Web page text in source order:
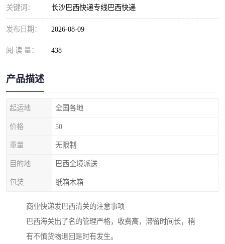
关键词： 长沙巴西快递专线巴西快递
发布日期： 2026-08-09
阅 读 量： 438
产品描述
起运地 全国各地
价格 50
重量 无限制
目的地 巴西全境派送
包装 纸箱木箱
商业快递发巴西清关的注意事项
巴西海关出了名的管理严格，收费高，滞留时间长，稍
有不慎货物退回是时有发生。